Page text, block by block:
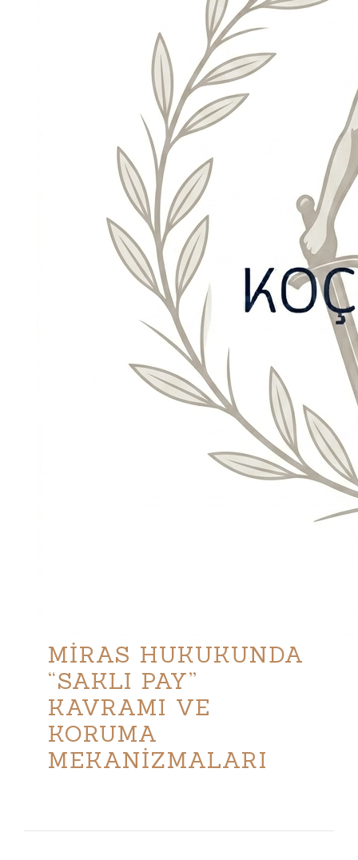
MİRAS HUKUKUNDA
“SAKLI PAY”
KAVRAMI VE
KORUMA
MEKANİZMALARI